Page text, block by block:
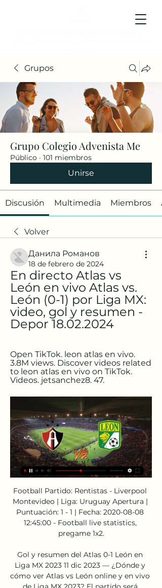
Grupos
Grupo Colegio Advenista Me
Público · 101 miembros
Unirse
Discusión Multimedia Miembros
Volver
Данила Романов
18 de febrero de 2024
En directo Atlas vs
León en vivo Atlas vs.
León (0-1) por Liga MX:
video, gol y resumen -
Depor 18.02.2024
Open TikTok. leon atlas en vivo.
3.8M views. Discover videos related
to leon atlas en vivo on TikTok.
Videos. jetsanchez8. 47.
Football Partido: Rentistas - Liverpool
Montevideo | Liga: Uruguay Apertura |
Puntuación: 1 - 1 | Fecha: 2020-08-08
12:45:00 - Football live statistics,
pregame 1x2.
Gol y resumen del Atlas 0-1 León en
Liga MX 2023 11 dic 2023 — ¿Dónde y
cómo ver Atlas vs León online y en vivo